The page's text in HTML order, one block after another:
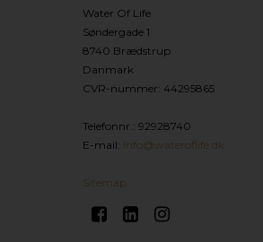
Water Of Life
Søndergade 1
8740 Brædstrup
Danmark
CVR-nummer: 44295865
Telefonnr.: 92928740
E-mail: Info@wateroflife.dk
Sitemap